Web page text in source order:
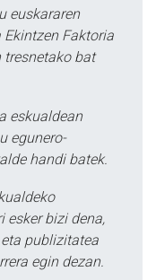
euskararen
Faktoria
tresnetako bat
eskualdean
egunero-
handi batek.
esker bizi dena,
publizitatea
egin dezan.